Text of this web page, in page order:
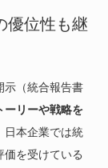
優位性も継
示（統合報告書
ーリーや戦略を
日本企業では統
を受けている